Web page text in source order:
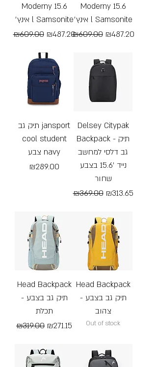
Moderny 15.6
אינץ׳ l Samsonite
Regular Price
₪609.00 Sale Price
₪487.20
Moderny 15.6
אינץ׳ l Samsonite
Regular Price
₪609.00 Sale Price
₪487.20
תיק גב jansport
cool student
צבע navy
Price
₪289.00
Delsey Citypak
Backpack - תיק
גב דלסי למחשב
נייד '15.6 בצבע
שחור
Regular Price
₪369.00 Sale Price
₪313.65
Head Backpack
- תיק גב בצבע
תכלת
Regular Price
₪319.00 Sale Price
₪271.15
Head Backpack
- תיק גב בצבע
צהוב
Out of stock